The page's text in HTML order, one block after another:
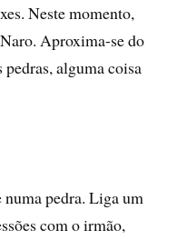
Neste momento,
Aproxima-se do
pedras, alguma coisa
numa pedra. Liga um
com o irmão,